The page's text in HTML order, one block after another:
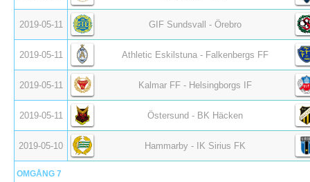
2019-05-11 GIF Sundsvall - Örebro
2019-05-11 Athletic Eskilstuna - Falkenbergs FF
2019-05-11 Kalmar FF - Helsingborgs IF
2019-05-11 Östersund - BK Häcken
2019-05-10 Hammarby - IK Sirius FK
OMGÅNG 7